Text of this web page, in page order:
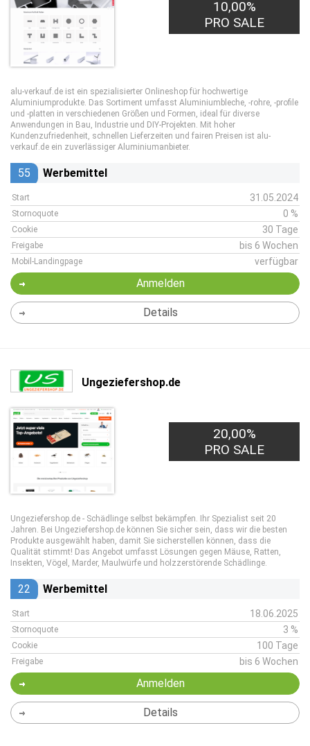
10,00%
PRO SALE
alu-verkauf.de ist ein spezialisierter Onlineshop für hochwertige
Aluminiumprodukte. Das Sortiment umfasst Aluminiumbleche, -rohre, -profile
und -platten in verschiedenen Größen und Formen, ideal für diverse
Anwendungen in Bau, Industrie und DIY-Projekten. Mit hoher
Kundenzufriedenheit, schnellen Lieferzeiten und fairen Preisen ist alu-
verkauf.de ein zuverlässiger Aluminiumanbieter.
55 Werbemittel
Start 31.05.2024
Stornoquote 0 %
Cookie 30 Tage
Freigabe bis 6 Wochen
Mobil-Landingpage verfügbar
Anmelden
Details
Ungeziefershop.de
20,00%
PRO SALE
Ungeziefershop.de - Schädlinge selbst bekämpfen. Ihr Spezialist seit 20
Jahren. Bei Ungeziefershop.de können Sie sicher sein, dass wir die besten
Produkte ausgewählt haben, damit Sie sicherstellen können, dass die
Qualität stimmt! Das Angebot umfasst Lösungen gegen Mäuse, Ratten,
Insekten, Vögel, Marder, Maulwürfe und holzzerstörende Schädlinge.
22 Werbemittel
Start 18.06.2025
Stornoquote 3 %
Cookie 100 Tage
Freigabe bis 6 Wochen
Anmelden
Details